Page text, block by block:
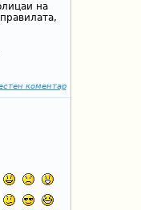
на
коментар